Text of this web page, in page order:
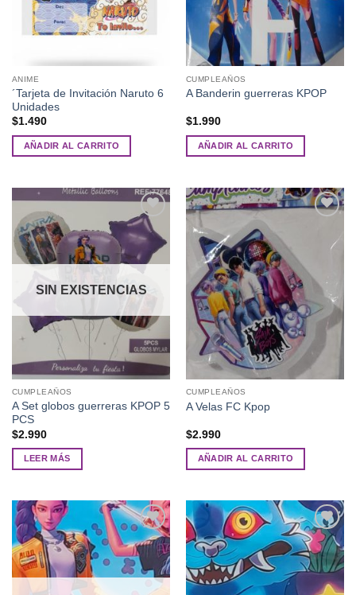
ANIME
´Tarjeta de Invitación Naruto 6
Unidades
$1.490
AÑADIR AL CARRITO
CUMPLEAÑOS
A Banderin guerreras KPOP
$1.990
AÑADIR AL CARRITO
Añadir
a la
lista de
deseos
SIN EXISTENCIAS
CUMPLEAÑOS
A Set globos guerreras KPOP 5
PCS
$2.990
LEER MÁS
lista de
CUMPLEAÑOS
A Velas FC Kpop
$2.990
AÑADIR AL CARRITO
Añadir
a la
lista de
deseos
Añadir
a la
lista de
deseos